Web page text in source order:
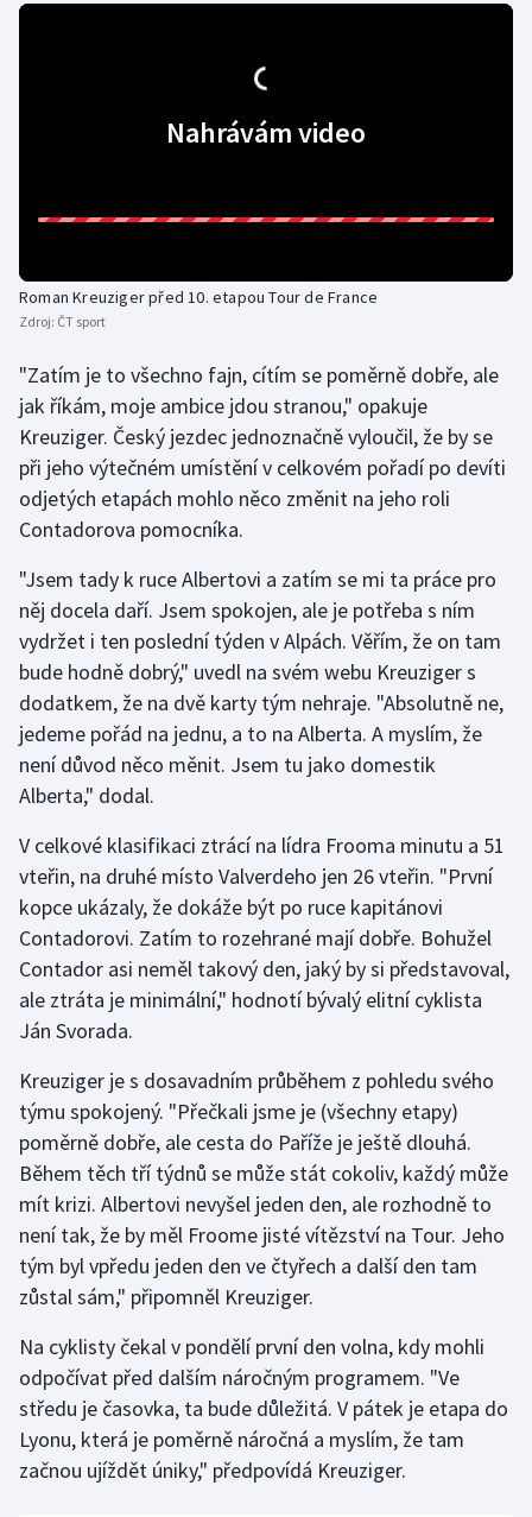
Lyže a snowboard
Moderní pětiboj
Motorsport
Olympijské hry
Parasport
Plavání
Plážový volejbal
Ragby
Rychlobruslení
Short track
Sportovní střelba
Stolní tenis
Veslování
Vodní slalom
Volejbal
Ostatní
Nahrávám video
Roman Kreuziger před 10. etapou Tour de France
Zdroj: ČT sport
"Zatím je to všechno fajn, cítím se poměrně dobře, ale
jak říkám, moje ambice jdou stranou," opakuje
Kreuziger. Český jezdec jednoznačně vyloučil, že by se
při jeho výtečném umístění v celkovém pořadí po devíti
odjetých etapách mohlo něco změnit na jeho roli
Contadorova pomocníka.
"Jsem tady k ruce Albertovi a zatím se mi ta práce pro
něj docela daří. Jsem spokojen, ale je potřeba s ním
vydržet i ten poslední týden v Alpách. Věřím, že on tam
bude hodně dobrý," uvedl na svém webu Kreuziger s
dodatkem, že na dvě karty tým nehraje. "Absolutně ne,
jedeme pořád na jednu, a to na Alberta. A myslím, že
není důvod něco měnit. Jsem tu jako domestik
Alberta," dodal.
V celkové klasifikaci ztrácí na lídra Frooma minutu a 51
vteřin, na druhé místo Valverdeho jen 26 vteřin. "První
kopce ukázaly, že dokáže být po ruce kapitánovi
Contadorovi. Zatím to rozehrané mají dobře. Bohužel
Contador asi neměl takový den, jaký by si představoval,
ale ztráta je minimální," hodnotí bývalý elitní cyklista
Ján Svorada.
Kreuziger je s dosavadním průběhem z pohledu svého
týmu spokojený. "Přečkali jsme je (všechny etapy)
poměrně dobře, ale cesta do Paříže je ještě dlouhá.
Během těch tří týdnů se může stát cokoliv, každý může
mít krizi. Albertovi nevyšel jeden den, ale rozhodně to
není tak, že by měl Froome jisté vítězství na Tour. Jeho
tým byl vpředu jeden den ve čtyřech a další den tam
zůstal sám," připomněl Kreuziger.
Na cyklisty čekal v pondělí první den volna, kdy mohli
odpočívat před dalším náročným programem. "Ve
středu je časovka, ta bude důležitá. V pátek je etapa do
Lyonu, která je poměrně náročná a myslím, že tam
začnou ujíždět úniky," předpovídá Kreuziger.